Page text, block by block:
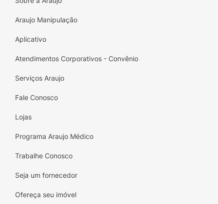
Araujo Manipulação
Aplicativo
Atendimentos Corporativos - Convênio
Serviços Araujo
Fale Conosco
Lojas
Programa Araujo Médico
Trabalhe Conosco
Seja um fornecedor
Ofereça seu imóvel